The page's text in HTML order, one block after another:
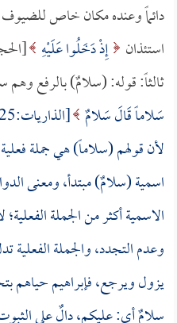
دائماً وعنده مكان خاص للضيوف
استئذان إِذْ دَخَلُوا عَلَيْهِ
ثالثاً: قوله: (سلامٌ) بالرفع
سَلاماً قَالَ سَلامٌ [الذاريات:25] والسلام بالرفع أكمل، لماذا؟
لأن قولهم (سلاماً) هي جملة
اسمية (سلامٌ) مبتدأ، ومعنى
الاسمية أكثر من الجملة
وعدم التجدد، والجملة
يزول ويرجع، فإبراهيم حياهم